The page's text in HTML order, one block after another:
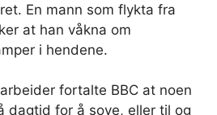
En mann som flykta fra
at han våkna om
i hendene.
fortalte BBC at noen
dagtid for å sove, eller til og